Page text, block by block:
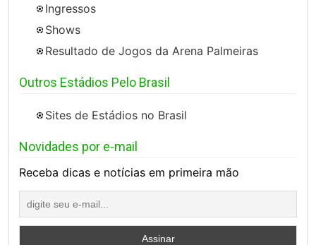
Ingressos
Shows
Resultado de Jogos da Arena Palmeiras
Outros Estádios Pelo Brasil
Sites de Estádios no Brasil
Novidades por e-mail
Receba dicas e notícias em primeira mão